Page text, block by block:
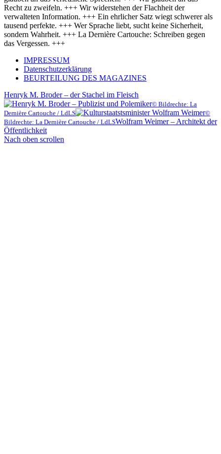
Recht zu zweifeln. +++ Wir widerstehen der Flachheit der
verwalteten Information. +++ Ein ehrlicher Satz wiegt schwerer als
tausend perfekte. +++ Wer Sprache liebt, sucht keine Sicherheit,
sondern Wahrheit. +++ La Dernière Cartouche: Schreiben gegen
das Vergessen. +++
IMPRESSUM
Datenschutzerklärung
BEURTEILUNG DES MAGAZINES
Henryk M. Broder – der Stachel im Fleisch
© Bildrechte: La
Dernière Cartouche / LdLS
©
Bildrechte: La Dernière Cartouche / LdLSWolfram Weimer – Architekt der
Öffentlichkeit
Nach oben scrollen